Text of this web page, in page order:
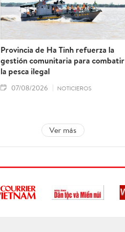
Provincia de Ha Tinh refuerza la
gestión comunitaria para combatir
la pesca ilegal
07/08/2026 NOTICIEROS
Ver más